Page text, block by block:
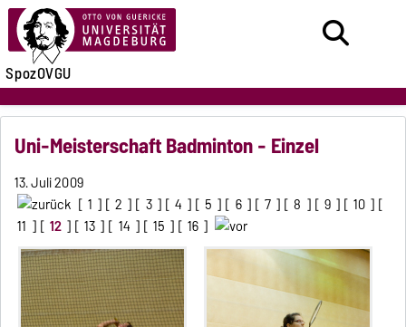
SpozOVGU
Uni-Meisterschaft Badminton - Einzel
13. Juli 2009
[ 1 ] [ 2 ] [ 3 ] [ 4 ] [ 5 ] [ 6 ] [ 7 ] [ 8 ] [ 9 ] [ 10 ] [
11 ] [ 12 ] [ 13 ] [ 14 ] [ 15 ] [ 16 ]